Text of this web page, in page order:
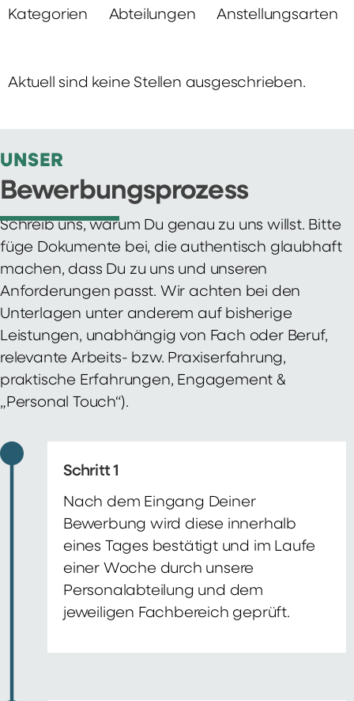
Kategorien Abteilungen Anstellungsarten
Aktuell sind keine Stellen ausgeschrieben.
UNSER
Bewerbungsprozess
Schreib uns, warum Du genau zu uns willst. Bitte
füge Dokumente bei, die authentisch glaubhaft
machen, dass Du zu uns und unseren
Anforderungen passt. Wir achten bei den
Unterlagen unter anderem auf bisherige
Leistungen, unabhängig von Fach oder Beruf,
relevante Arbeits- bzw. Praxiserfahrung,
praktische Erfahrungen, Engagement &
„Personal Touch“).
Schritt 1
Nach dem Eingang Deiner
Bewerbung wird diese innerhalb
eines Tages bestätigt und im Laufe
einer Woche durch unsere
Personalabteilung und dem
jeweiligen Fachbereich geprüft.